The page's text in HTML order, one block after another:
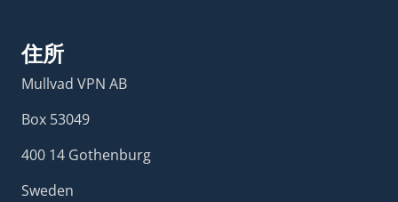
住所
Mullvad VPN AB
Box 53049
400 14 Gothenburg
Sweden